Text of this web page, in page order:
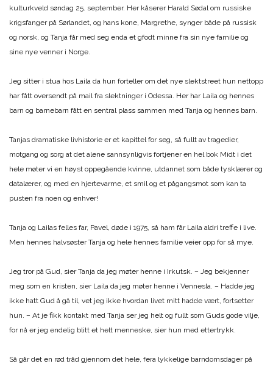
kulturkveld søndag 25. september. Her kåserer Harald Sødal om russiske
krigsfanger på Sørlandet, og hans kone, Margrethe, synger både på russisk
og norsk, og Tanja får med seg enda et gfodt minne fra sin nye familie og
sine nye venner i Norge.
Jeg sitter i stua hos Laila da hun forteller om det nye slektstreet hun nettopp
har fått oversendt på mail fra slektninger i Odessa. Her har Laila og hennes
barn og barnebarn fått en sentral plass sammen med Tanja og hennes barn.
Tanjas dramatiske livhistorie er et kapittel for seg, så fullt av tragedier,
motgang og sorg at det alene sannsynligvis fortjener en hel bok Midt i det
hele møter vi en høyst oppegående kvinne, utdannet som både tysklærer og
datalærer, og med en hjertevarme, et smil og et pågangsmot som kan ta
pusten fra noen og enhver!
Tanja og Lailas felles far, Pavel, døde i 1975, så ham får Laila aldri treffe i live.
Men hennes halvsøster Tanja og hele hennes familie veier opp for så mye.
Jeg tror på Gud, sier Tanja da jeg møter henne i Irkutsk. – Jeg bekjenner
meg som en kristen, sier Laila da jeg møter henne i Vennesla. – Hadde jeg
ikke hatt Gud å gå til, vet jeg ikke hvordan livet mitt hadde vært, fortsetter
hun. – At je fikk kontakt med Tanja ser jeg helt og fullt som Guds gode vilje,
for nå er jeg endelig blitt et helt menneske, sier hun med ettertrykk.
Så går det en rød tråd gjennom det hele, fera lykkelige barndomsdager på